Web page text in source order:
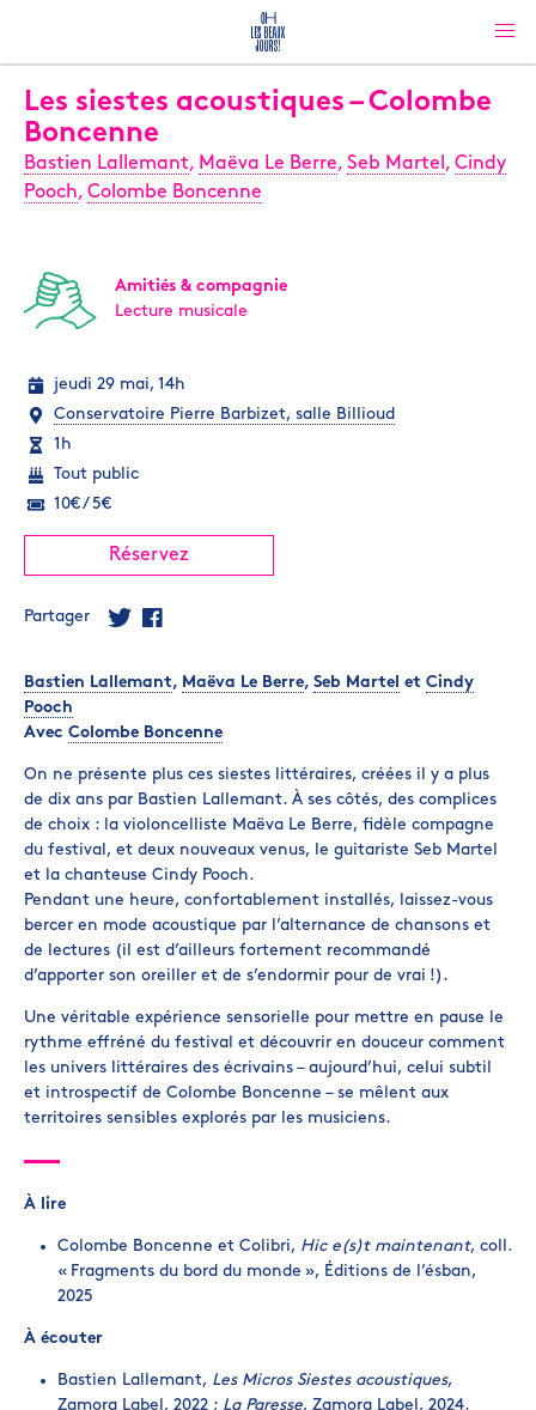
Les siestes acoustiques – Colombe
Boncenne
Bastien Lallemant, Maëva Le Berre, Seb Martel , Cindy
Pooch, Colombe Boncenne
Amitiés & compagnie
Lecture musicale
jeudi 29 mai, 14h
Conservatoire Pierre Barbizet, salle Billioud
1h
Tout public
10€ / 5€
Réservez
Partager
Bastien Lallemant, Maëva Le Berre, Seb Martel et Cindy
Pooch
Avec Colombe Boncenne
On ne présente plus ces siestes littéraires, créées il y a plus
de dix ans par Bastien Lallemant. À ses côtés, des complices
de choix : la violoncelliste Maëva Le Berre, fidèle compagne
du festival, et deux nouveaux venus, le guitariste Seb Martel
et la chanteuse Cindy Pooch.
Pendant une heure, confortablement installés, laissez-vous
bercer en mode acoustique par l’alternance de chansons et
de lectures (il est d’ailleurs fortement recommandé
d’apporter son oreiller et de s’endormir pour de vrai !).
Une véritable expérience sensorielle pour mettre en pause le
rythme effréné du festival et découvrir en douceur comment
les univers littéraires des écrivains – aujourd’hui, celui subtil
et introspectif de Colombe Boncenne – se mêlent aux
territoires sensibles explorés par les musiciens.
À lire
Colombe Boncenne et Colibri, Hic e(s)t maintenant, coll.
« Fragments du bord du monde », Éditions de l’ésban,
2025
À écouter
Bastien Lallemant, Les Micros Siestes acoustiques,
Zamora Label, 2022 ; La Paresse, Zamora Label, 2024.